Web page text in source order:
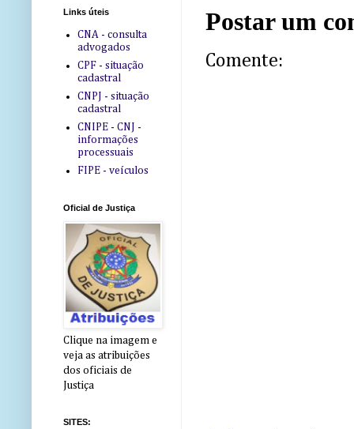
Postar um
Comente:
Links úteis
CNA - consulta
advogados
CPF - situação
cadastral
CNPJ - situação
cadastral
CNIPE - CNJ -
informações
processuais
FIPE - veículos
Oficial de Justiça
Clique na imagem e
veja as atribuições
dos oficiais de
Justiça
SITES: